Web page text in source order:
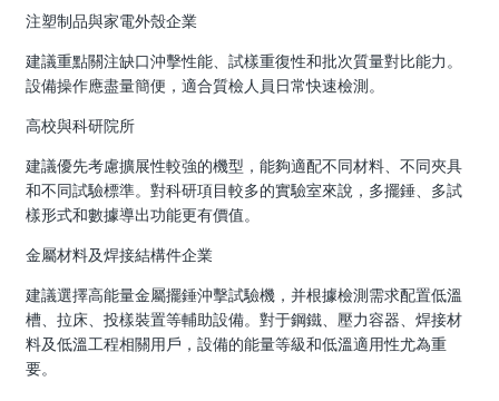
注塑制品與家電外殼企業
建議重點關注缺口沖擊性能、試樣重復性和批次質量對比能力。
設備操作應盡量簡便，適合質檢人員日常快速檢測。
高校與科研院所
建議優先考慮擴展性較強的機型，能夠適配不同材料、不同夾具
和不同試驗標準。對科研項目較多的實驗室來說，多擺錘、多試
樣形式和數據導出功能更有價值。
金屬材料及焊接結構件企業
建議選擇高能量金屬擺錘沖擊試驗機，并根據檢測需求配置低溫
槽、拉床、投樣裝置等輔助設備。對于鋼鐵、壓力容器、焊接材
料及低溫工程相關用戶，設備的能量等級和低溫適用性尤為重
要。